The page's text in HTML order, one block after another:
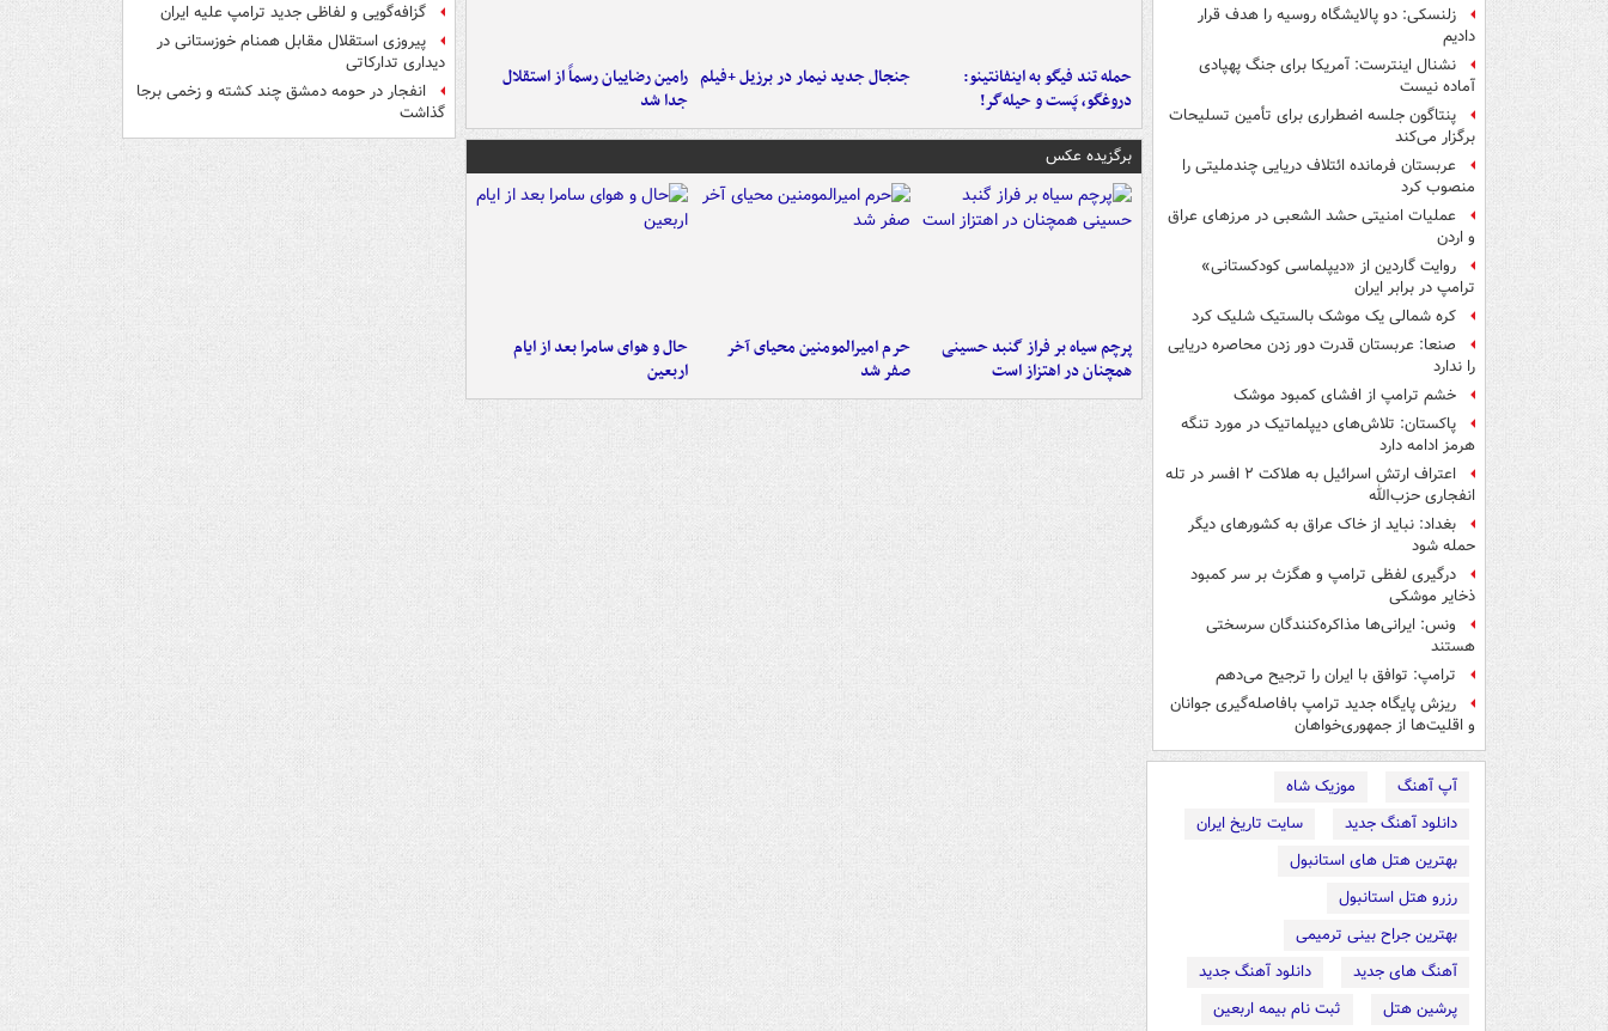
زلنسکی: دو پالایشگاه روسیه را هدف قرار
دادیم
نشنال اینترست: آمریکا برای جنگ پهپادی
آماده نیست
پنتاگون جلسه اضطراری برای تأمین تسلیحات
برگزار می‌کند
عربستان فرمانده ائتلاف دریایی چندملیتی را
منصوب کرد
عملیات امنیتی حشد الشعبی در مرزهای عراق
و اردن
روایت گاردین از «دیپلماسی کودکستانی»
ترامپ در برابر ایران
کره شمالی یک موشک بالستیک شلیک کرد
صنعا: عربستان قدرت دور زدن محاصره دریایی
را ندارد
خشم ترامپ از افشای کمبود موشک
پاکستان: تلاش‌های دیپلماتیک در مورد تنگه
هرمز ادامه دارد
اعتراف ارتش اسرائیل به هلاکت ۲ افسر در تله
انفجاری حزب‌الله
بغداد: نباید از خاک عراق به کشورهای دیگر
حمله شود
درگیری لفظی ترامپ و هگزث بر سر کمبود
ذخایر موشکی
ونس: ایرانی‌ها مذاکره‌کنندگان سرسختی
هستند
ترامپ: توافق با ایران را ترجیح می‌دهم
ریزش پایگاه جدید ترامپ بافاصله‌گیری جوانان
و اقلیت‌ها از جمهوری‌خواهان
آپ آهنگ
موزیک شاه
دانلود آهنگ جدید
سایت تاریخ ایران
بهترین هتل های استانبول
رزرو هتل استانبول
بهترین جراح بینی ترمیمی
آهنگ های جدید
دانلود آهنگ جدید
پرشین هتل
ثبت نام بیمه اربعین
حمله تند فیگو به اینفانتینو:
دروغگو، پَست‌ و حیله‌گر!
جنجال جدید نیمار در برزیل +فیلم رامین رضاییان رسماً از استقلال
جدا شد
برگزیده عکس
پرچم سیاه بر فراز گنبد حسینی
همچنان در اهتزاز است
حرم امیرالمومنین محیای آخر
صفر شد
حال و هوای سامرا بعد از ایام
اربعین
گزافه‌گویی و لفاظی جدید ترامپ علیه ایران
پیروزی استقلال مقابل همنام خوزستانی در
دیداری تدارکاتی
انفجار در حومه دمشق چند کشته و زخمی برجا
گذاشت